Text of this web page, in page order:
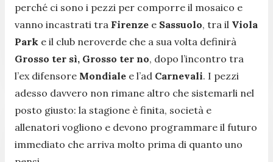
perché ci sono i pezzi per comporre il mosaico e
vanno incastrati tra Firenze e Sassuolo, tra il Viola
Park e il club neroverde che a sua volta definirà
Grosso ter sì, Grosso ter no, dopo l’incontro tra
l’ex difensore Mondiale e l’ad Carnevali. I pezzi
adesso davvero non rimane altro che sistemarli nel
posto giusto: la stagione è finita, società e
allenatori vogliono e devono programmare il futuro
immediato che arriva molto prima di quanto uno